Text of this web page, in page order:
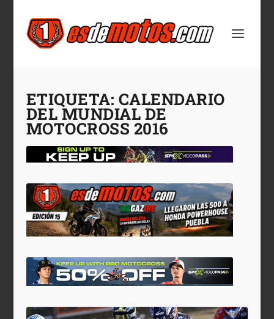
ETIQUETA: CALENDARIO
DEL MUNDIAL DE
MOTOCROSS 2016